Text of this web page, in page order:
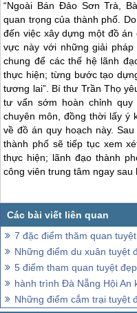
“Ngoài Bán Đảo Sơn Trà,
quan trọng của thành phố.
đến việc xây dựng một đồ
vực này với những giải
chung để các thế hệ lãnh
thực hiện; từng bước tạo
tương lai”. Bí thư Trần Thọ
tư vấn sớm hoàn chỉnh
chuyên môn, đồng thời lấy ý
về đồ án quy hoạch này.
thành phố sẽ tiếp tục xem
thực hiện; lãnh đạo thành
công viên trung tâm ngay
7 đặc điểm thăm quan
Những điểm du xuân tuyệt
5 điểm tham quan tuyệt đẹp
hành trình Đà Nẵng Hội An không
Những điểm cắm trại tuyệt